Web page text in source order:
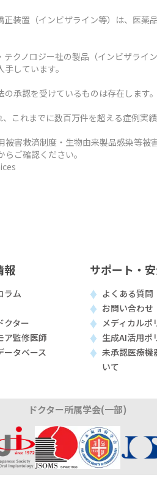
装置（インビザライン等）は、医薬
クノロジー社の製品（インビザライ
しています。
承認を受けているものは存在します。
これまでに数百万件を超える症例実
害救済制度・生物由来製品感染等被
ご確認ください。
報
ラム
クター
ア監修医師
ータベース
サポート・
よくある質問
お問い合わせ
メディカルポ
生成AI活用ポ
未承認医療機
いて
ドクター所属学会(一部)